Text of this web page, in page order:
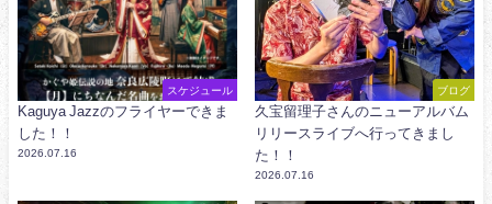
スケジュール
Kaguya Jazzのフライヤーできま
した！！
2026.07.16
ブログ
久宝留理子さんのニューアルバム
リリースライブへ行ってきまし
た！！
2026.07.16